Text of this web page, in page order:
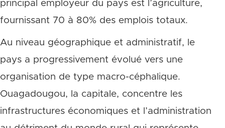
principal employeur du pays est l’agriculture,
fournissant 70 à 80% des emplois totaux.
Au niveau géographique et administratif, le
pays a progressivement évolué vers une
organisation de type macro-céphalique.
Ouagadougou, la capitale, concentre les
infrastructures économiques et l’administration